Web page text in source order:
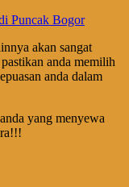
akan sangat
anda memilih
anda dalam
yang menyewa